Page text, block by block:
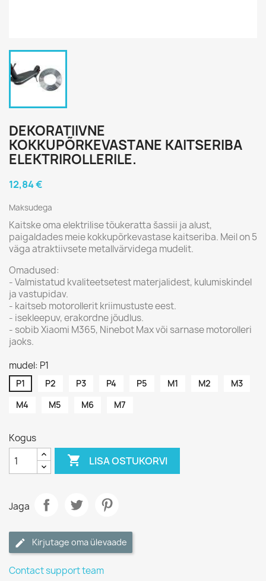
DEKORATIIVNE
KOKKUPÕRKEVASTANE KAITSERIBA
ELEKTRIROLLERILE.
12,84 €
Maksudega
Kaitske oma elektrilise tõukeratta šassii ja alust,
paigaldades meie kokkupõrkevastase kaitseriba. Meil on 5
väga atraktiivsete metallvärvidega mudelit.
Omadused:
- Valmistatud kvaliteetsetest materjalidest, kulumiskindel
ja vastupidav.
- kaitseb motorollerit kriimustuste eest.
- isekleepuv, erakordne jõudlus.
- sobib Xiaomi M365, Ninebot Max või sarnase motorolleri
jaoks.
mudel: P1
P1 P2 P3 P4 P5 M1 M2
M3
M4
M5 M6 M7
Kogus
 LISA OSTUKORVI
Jaga
Kirjutage oma ülevaade
Contact support team